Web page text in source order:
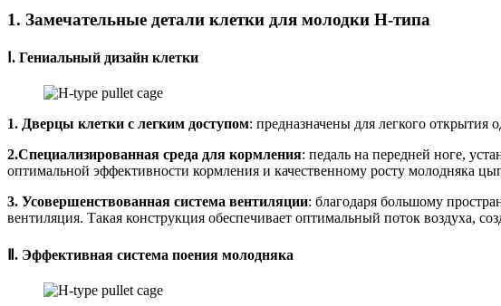
1. Замечательные детали клетки для молодки H-типа
Ⅰ. Гениальный дизайн клетки
1. Дверцы клетки с легким доступом: предназначены для легкого открытия
2.Специализированная среда для кормления: педаль на передней ноге,
оптимальной эффективности кормления и качественному росту молодняка
3. Усовершенствованная система вентиляции: благодаря большому
вентиляция. Такая конструкция обеспечивает оптимальный поток воздуха,
Ⅱ. Эффективная система поения молодняка